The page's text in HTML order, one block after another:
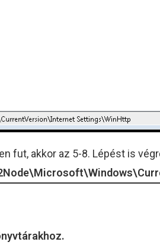
fut, akkor az 5-8. Lépést is